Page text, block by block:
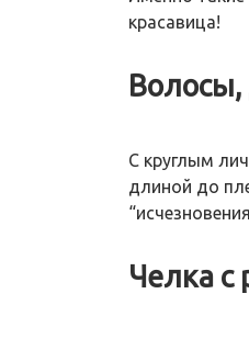
красавица!
С круглым
длиной до
Челка с